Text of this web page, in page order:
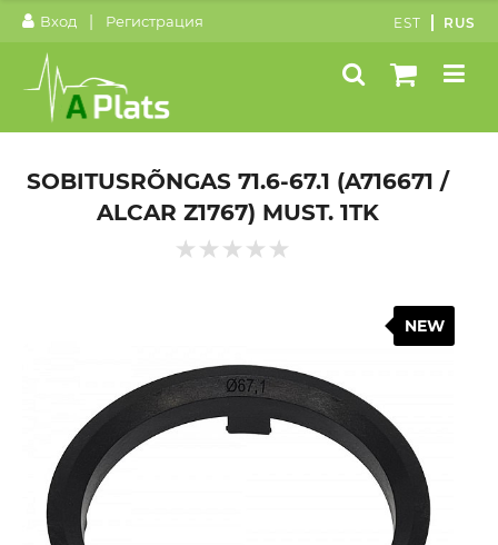
Вход | Регистрация EST RUS
SOBITUSRÕNGAS 71.6-67.1 (A716671 /
ALCAR Z1767) MUST. 1TK
NEW